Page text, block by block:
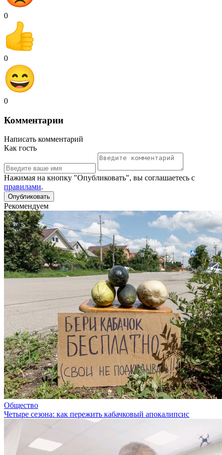
0
0
0
Комментарии
Написать комментарий
Как гость
Нажимая на кнопку "Опубликовать", вы соглашаетесь с
правилами.
Рекомендуем
Общество
Четыре сезона: как пережить кабачковый апокалипсис